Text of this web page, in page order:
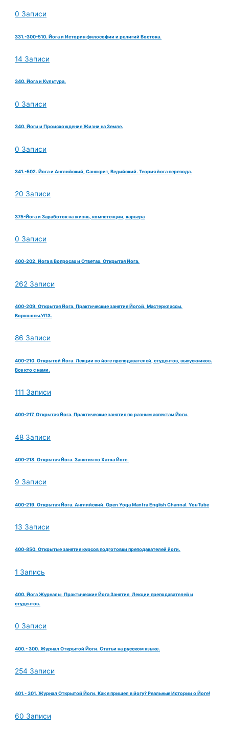
0 Записи
331.-300-510. Йога и История философии и религий Востока.
14 Записи
340. Йога и Культура.
0 Записи
340. Йоги и Происхождение Жизни на Земле.
0 Записи
341.-502. Йога и Английский, Санскрит, Ведийский. Теория йога перевода.
20 Записи
375-Йога и Заработок на жизнь, компетенции, карьера
0 Записи
400-202. Йога в Вопросах и Ответах. Открытая Йога.
262 Записи
400-209. Открытая Йога. Практические занятия Йогой. Мастерклассы.
Воркшопы.УПЗ.
86 Записи
400-210. Открытой Йога. Лекции по йоге преподавателей, студентов, выпускников.
Все кто с нами.
111 Записи
400-217. Открытая Йога. Практические занятия по разным аспектам Йоги.
48 Записи
400-218. Открытая Йога. Занятия по Хатха Йоге.
9 Записи
400-219. Открытая Йога. Английский. Open Yoga Mantra English Channal. YouTube
13 Записи
400-850. Открытые занятия курсов подготовки преподавателей йоги.
1 Запись
400. Йога Журналы, Практические Йога Занятия, Лекции преподавателей и
студентов.
0 Записи
400.- 300. Журнал Открытой Йоги. Статьи на русском языке.
254 Записи
401.- 301. Журнал Открытой Йоги. Как я пришел в йогу? Реальные Истории о Йоге!
60 Записи